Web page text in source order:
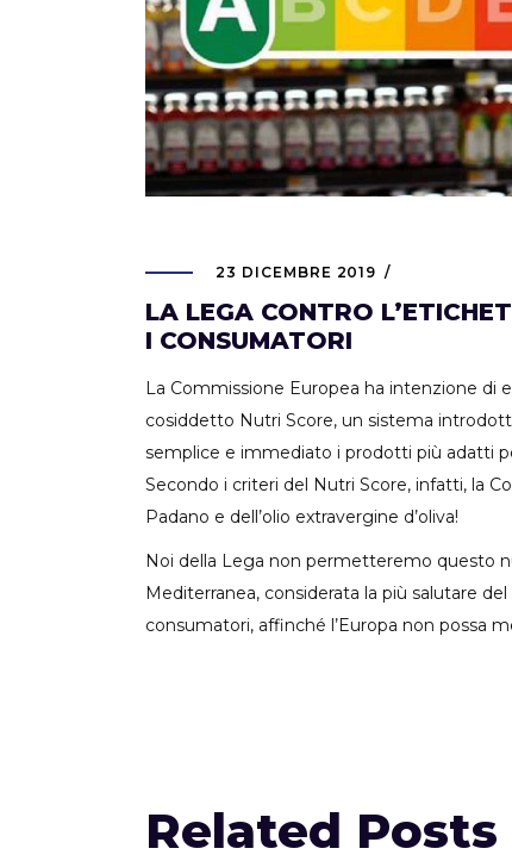
23 DICEMBRE 2019
LA LEGA CONTRO
I CONSUMATORI
La Commissione Europea ha intenzione di
cosiddetto Nutri Score, un sistema
semplice e immediato i prodotti più adatti
Secondo i criteri del Nutri Score, infatti, la
Padano e dell’olio extravergine d’oliva!
Noi della Lega non permetteremo questo
Mediterranea, considerata la più salutare
consumatori, affinché l’Europa non possa
Related Posts